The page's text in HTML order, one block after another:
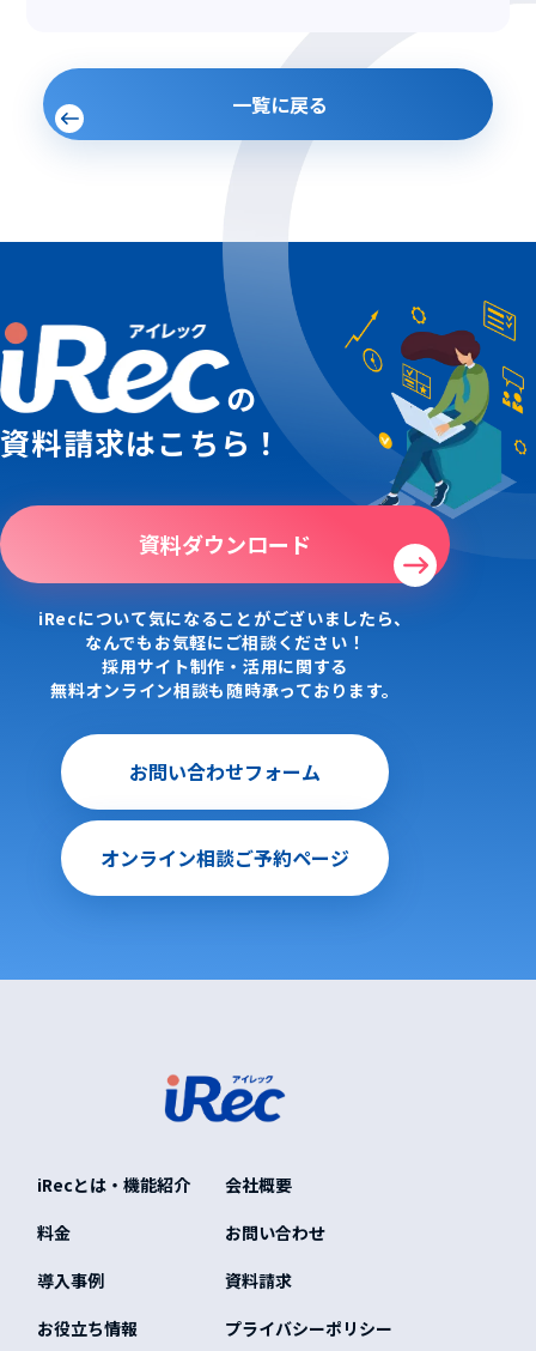
一覧に戻る
の
資料請求はこちら！
資料ダウンロード
iRecについて気になることがございましたら、
なんでもお気軽にご相談ください！
採用サイト制作・活用に関する
無料オンライン相談も随時承っております。
お問い合わせフォーム
オンライン相談ご予約ページ
iRecとは・機能紹介
料金
導入事例
お役立ち情報
会社概要
お問い合わせ
資料請求
プライバシーポリシー